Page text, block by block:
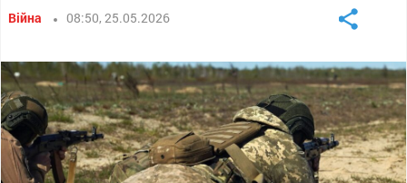
Війна 08:50, 25.05.2026